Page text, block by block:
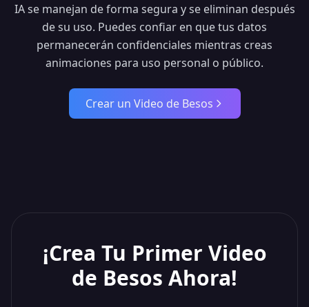
IA se manejan de forma segura y se eliminan después
de su uso. Puedes confiar en que tus datos
permanecerán confidenciales mientras creas
animaciones para uso personal o público.
Crear un Video de Besos
¡Crea Tu Primer Video
de Besos Ahora!